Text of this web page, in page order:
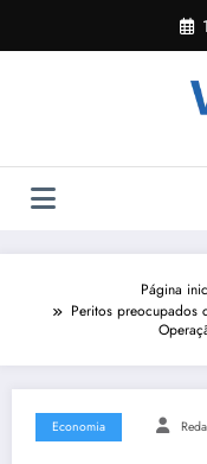
o
Página
Peritos preocupados
Economia